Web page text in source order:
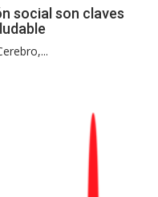
social son claves